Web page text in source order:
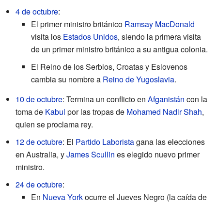
4 de octubre:
El primer ministro británico Ramsay MacDonald
visita los Estados Unidos, siendo la primera visita
de un primer ministro británico a su antigua colonia.
El Reino de los Serbios, Croatas y Eslovenos
cambia su nombre a Reino de Yugoslavia.
10 de octubre: Termina un conflicto en Afganistán con la
toma de Kabul por las tropas de Mohamed Nadir Shah,
quien se proclama rey.
12 de octubre: El Partido Laboristagana las elecciones
en Australia, yJames Scullin es elegido nuevo primer
ministro.
24 de octubre:
En Nueva Yorkocurre el Jueves Negro (la caída de